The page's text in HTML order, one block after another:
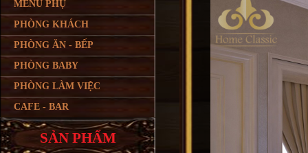
MENU PHỤ
PHÒNG KHÁCH
PHÒNG ĂN - BẾP
PHÒNG BABY
PHÒNG LÀM VIỆC
CAFE - BAR
SẢN PHẨM